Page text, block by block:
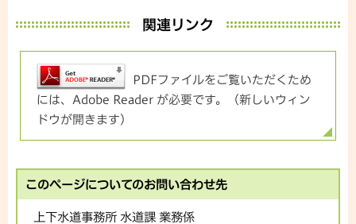
関連リンク
PDFファイルをご覧いただくため
には、Adobe Reader が必要です。（新しいウィン
ドウが開きます）
このページについてのお問い合わせ先
上下水道事務所 水道課 業務係